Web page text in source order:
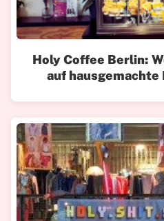
Holy Coffee Berlin:
auf